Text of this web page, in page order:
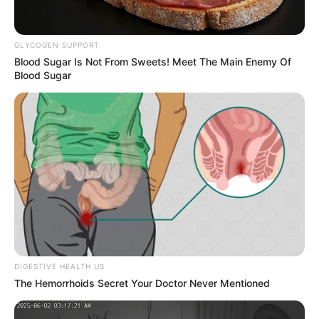
0
Xəbər xoşunuza gəldi? Sosial şəbəkələrdə paylaşın
DİN xəbər polis
Bizi Facebook-da
izləyin
Bizə yazın: (+99450) 247 90 86
GLYCOGEN SUPPORT
Blood Sugar Is Not From Sweets! Meet The Main Enemy Of
Blood Sugar
DIGESTIVE HEALTH US
The Hemorrhoids Secret Your Doctor Never Mentioned